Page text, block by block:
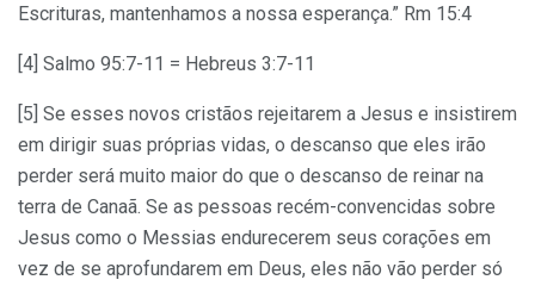
Escrituras, mantenhamos a nossa esperança.” Rm 15:4
[4] Salmo 95:7-11 = Hebreus 3:7-11
[5] Se esses novos cristãos rejeitarem a Jesus e insistirem
em dirigir suas próprias vidas, o descanso que eles irão
perder será muito maior do que o descanso de reinar na
terra de Canaã. Se as pessoas recém-convencidas sobre
Jesus como o Messias endurecerem seus corações em
vez de se aprofundarem em Deus, eles não vão perder só